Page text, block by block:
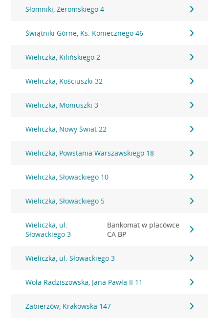
Słomniki, Żeromskiego 4
Świątniki Górne, Ks. Koniecznego 46
Wieliczka, Kilińskiego 2
Wieliczka, Kościuszki 32
Wieliczka, Moniuszki 3
Wieliczka, Nowy Świat 22
Wieliczka, Powstania Warszawskiego 18
Wieliczka, Słowackiego 10
Wieliczka, Słowackiego 5
Wieliczka, ul.
Słowackiego 3
Bankomat w placówce
CA BP
Wieliczka, ul. Słowackiego 3
Wola Radziszowska, Jana Pawła II 11
Zabierzów, Krakowska 147